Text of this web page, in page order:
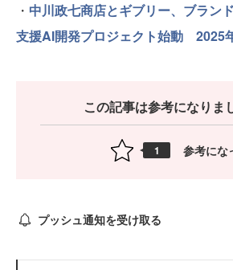
・ 中川政七商店とギブリー、ブラン
支援AI開発プロジェクト始動 2025
この記事は参考になりま
1 参考にな
プッシュ通知を受け取る